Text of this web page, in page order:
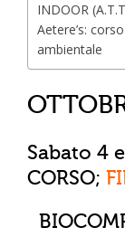
INDOOR
Aetere’s:
ambientale
Sabato 4
CORSO;